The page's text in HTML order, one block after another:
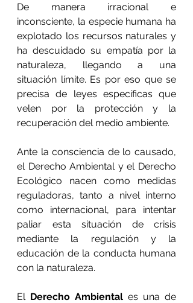
De manera irracional e
inconsciente, la especie humana ha
explotado los recursos naturales y
ha descuidado su empatía por la
naturaleza, llegando a una
situación límite. Es por eso que se
precisa de leyes específicas que
velen por la protección y la
recuperación del medio ambiente.
Ante la consciencia de lo causado,
el Derecho Ambiental y el Derecho
Ecológico nacen como medidas
reguladoras, tanto a nivel interno
como internacional, para intentar
paliar esta situación de crisis
mediante la regulación y la
educación de la conducta humana
con la naturaleza.
El Derecho Ambiental es una de